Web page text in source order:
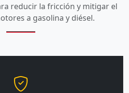
reducir la fricción y mitigar el
a gasolina y diésel.